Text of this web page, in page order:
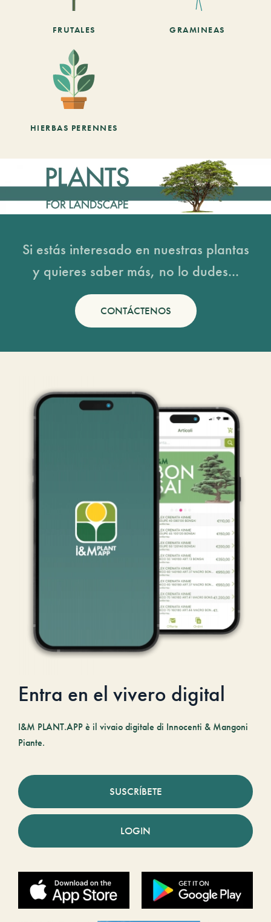
FRUTALES GRAMINEAS
HIERBAS PERENNES
Si estás interesado en nuestras plantas
y quieres saber más, no lo dudes...
CONTÁCTENOS
Entra en el vivero digital
I&M PLANT.APP è il vivaio digitale di Innocenti & Mangoni
Piante.
SUSCRÍBETE
LOGIN